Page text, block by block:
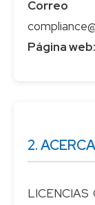
Página web:
2.